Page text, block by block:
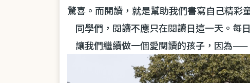
驚喜。而閱讀，就是幫助我們書寫自己精彩
同學們，閱讀不應只在閱讀日這一天。每
讓我們繼續做一個愛閱讀的孩子，因為——